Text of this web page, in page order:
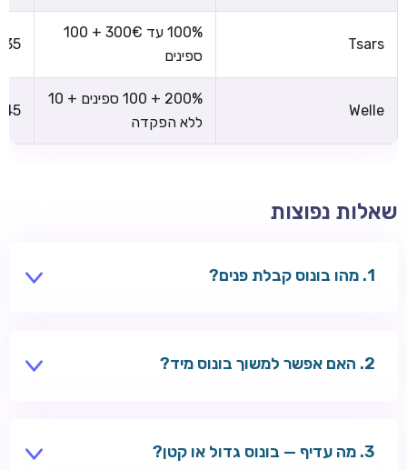
Tsars
100% עד 300€ + 100
ספינים
Welle
200% + 100 ספינים + 10
ללא הפקדה
שאלות נפוצות
מהו בונוס קבלת פנים?
האם אפשר למשוך בונוס מיד?
מה עדיף — בונוס גדול או קטן?